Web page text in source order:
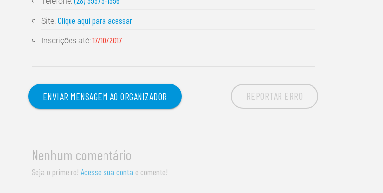
Site:Clique aqui para acessar
Inscrições até:17/10/2017
ENVIAR MENSAGEM AO ORGANIZADOR REPORTAR ERRO
Nenhum comentário
Seja o primeiro!Acesse sua conta e comente!